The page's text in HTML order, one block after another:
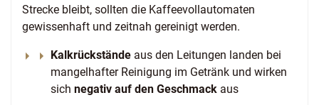
Strecke bleibt, sollten die Kaffeevollautomaten
gewissenhaft und zeitnah gereinigt werden.
Kalkrückstände aus den Leitungen landen bei
mangelhafter Reinigung im Getränk und wirken
sich negativ auf den Geschmack aus